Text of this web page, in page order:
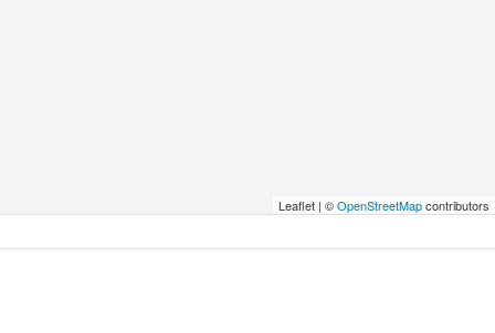
Leaflet | ©OpenStreetMapcontributors